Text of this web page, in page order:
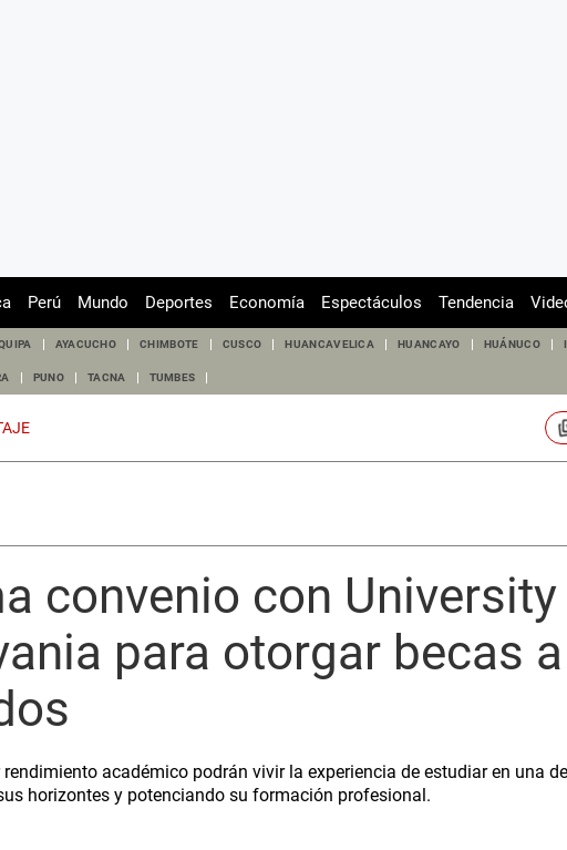
Perú Mundo Deportes Economía Espectáculos Tendencia
AYACUCHO CHIMBOTE CUSCO HUANCAVELICA HUANCAYO HUÁNUCO
PUNO TACNA TUMBES
convenio con
para otorgar becas
académico podrán vivir la experiencia de estudiar en una
horizontes y potenciando su formación profesional.